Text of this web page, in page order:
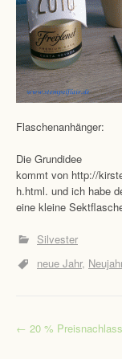
Flaschenanhänger:
Die Grundidee
kommt von http://
h.html. und ich habe
eine kleine
Silvester
neue Jahr
Post
← 20 %